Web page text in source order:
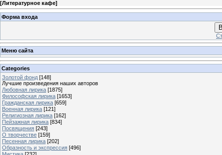
[Литературное кафе]
Форма входа
Меню сайта
Categories
Золотой фонд [148]
Лучшие произведения наших авторов
Любовная лирика [1875]
Философская лирика [1653]
Гражданская лирика [659]
Военная лирика [121]
Религиозная лирика [162]
Пейзажная лирика [834]
Посвящения [243]
О творчестве [159]
Песенная лирика [202]
Образность и экспрессия [496]